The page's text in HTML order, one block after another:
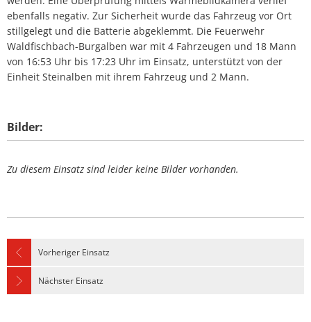
ebenfalls negativ. Zur Sicherheit wurde das Fahrzeug vor Ort
stillgelegt und die Batterie abgeklemmt. Die Feuerwehr
Waldfischbach-Burgalben war mit 4 Fahrzeugen und 18 Mann
von 16:53 Uhr bis 17:23 Uhr im Einsatz, unterstützt von der
Einheit Steinalben mit ihrem Fahrzeug und 2 Mann.
Bilder:
Zu diesem Einsatz sind leider keine Bilder vorhanden.
Vorheriger Einsatz
Nächster Einsatz